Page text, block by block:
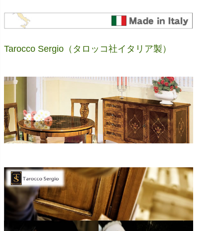
Tarocco Sergio（タロッコ社イタリア製）